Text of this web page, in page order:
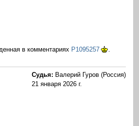
в комментариях P1095257 .
Судья: Валерий Гуров (Россия)
21 января 2026 г.